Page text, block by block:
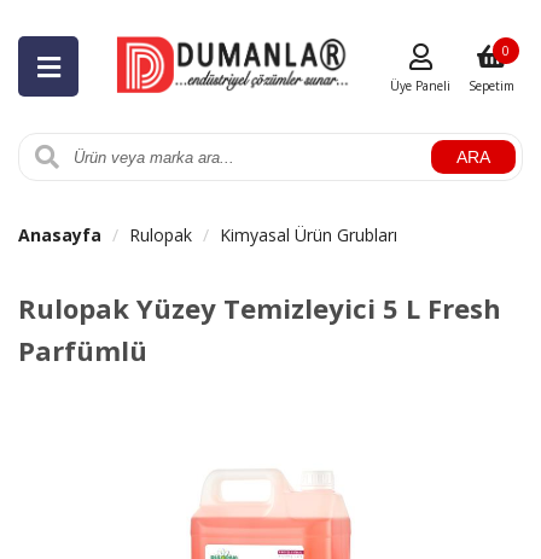
ARA
Üye Paneli Sepetim
0
Anasayfa Rulopak Kimyasal Ürün Grubları
Rulopak Yüzey Temizleyici 5 L Fresh
Parfümlü